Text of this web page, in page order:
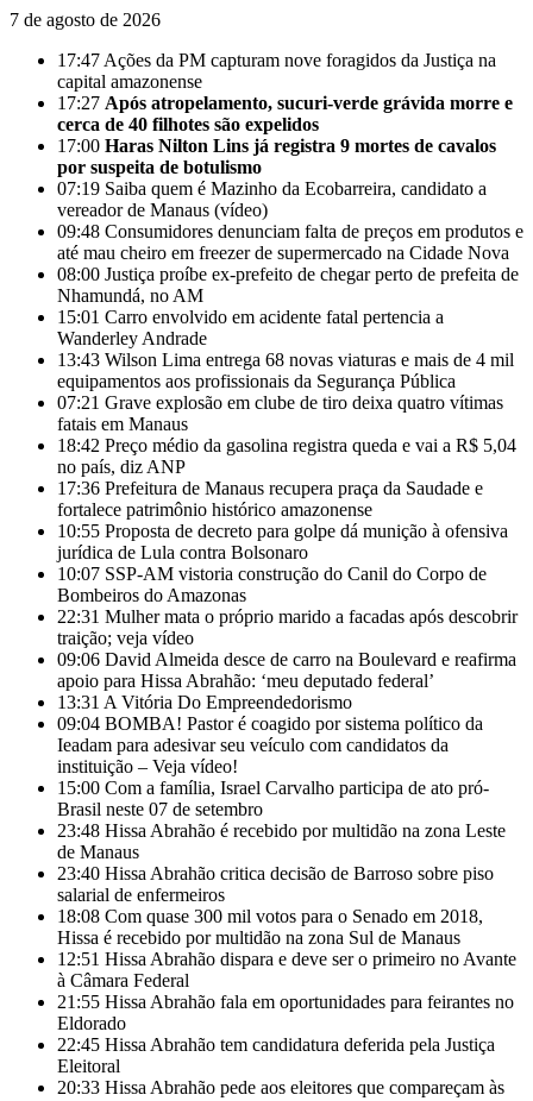
7 de agosto de 2026
17:47 Ações da PM capturam nove foragidos da Justiça na
capital amazonense
17:27 Após atropelamento, sucuri-verde grávida morre e
cerca de 40 filhotes são expelidos
17:00 Haras Nilton Lins já registra 9 mortes de cavalos
por suspeita de botulismo
07:19 Saiba quem é Mazinho da Ecobarreira, candidato a
vereador de Manaus (vídeo)
09:48 Consumidores denunciam falta de preços em produtos e
até mau cheiro em freezer de supermercado na Cidade Nova
08:00 Justiça proíbe ex-prefeito de chegar perto de prefeita de
Nhamundá, no AM
15:01 Carro envolvido em acidente fatal pertencia a
Wanderley Andrade
13:43 Wilson Lima entrega 68 novas viaturas e mais de 4 mil
equipamentos aos profissionais da Segurança Pública
07:21 Grave explosão em clube de tiro deixa quatro vítimas
fatais em Manaus
18:42 Preço médio da gasolina registra queda e vai a R$ 5,04
no país, diz ANP
17:36 Prefeitura de Manaus recupera praça da Saudade e
fortalece patrimônio histórico amazonense
10:55 Proposta de decreto para golpe dá munição à ofensiva
jurídica de Lula contra Bolsonaro
10:07 SSP-AM vistoria construção do Canil do Corpo de
Bombeiros do Amazonas
22:31 Mulher mata o próprio marido a facadas após descobrir
traição; veja vídeo
09:06 David Almeida desce de carro na Boulevard e reafirma
apoio para Hissa Abrahão: ‘meu deputado federal’
13:31 A Vitória Do Empreendedorismo
09:04 BOMBA! Pastor é coagido por sistema político da
Ieadam para adesivar seu veículo com candidatos da
instituição – Veja vídeo!
15:00 Com a família, Israel Carvalho participa de ato pró-
Brasil neste 07 de setembro
23:48 Hissa Abrahão é recebido por multidão na zona Leste
de Manaus
23:40 Hissa Abrahão critica decisão de Barroso sobre piso
salarial de enfermeiros
18:08 Com quase 300 mil votos para o Senado em 2018,
Hissa é recebido por multidão na zona Sul de Manaus
12:51 Hissa Abrahão dispara e deve ser o primeiro no Avante
à Câmara Federal
21:55 Hissa Abrahão fala em oportunidades para feirantes no
Eldorado
22:45 Hissa Abrahão tem candidatura deferida pela Justiça
Eleitoral
20:33 Hissa Abrahão pede aos eleitores que compareçam às